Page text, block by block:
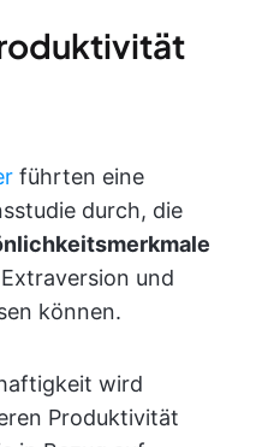
führten eine
durch, die
und
können.
wird
Produktivität